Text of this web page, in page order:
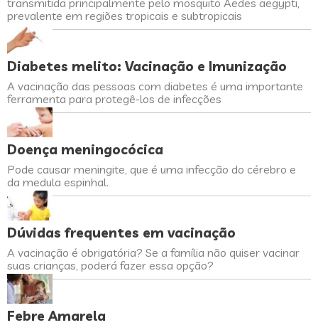
prevalente em regiões tropicais e subtropicais
Diabetes melito: Vacinação e Imunização
A vacinação das pessoas com diabetes é uma importante
ferramenta para protegê-los de infecções
Doença meningocócica
Pode causar meningite, que é uma infecção do cérebro e
da medula espinhal.
Dúvidas frequentes em vacinação
A vacinação é obrigatória? Se a família não quiser vacinar
suas crianças, poderá fazer essa opção?
Febre Amarela